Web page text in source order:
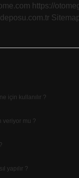
https://
için kullanılır ?
veriyor mu ?
yapılır ?